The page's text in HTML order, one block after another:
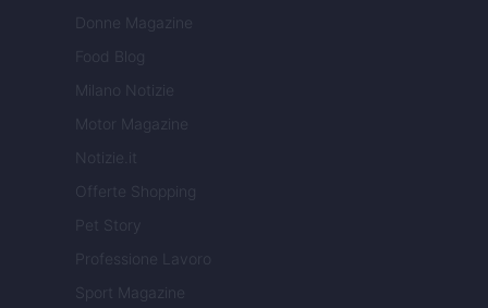
Donne Magazine
Food Blog
Milano Notizie
Motor Magazine
Notizie.it
Offerte Shopping
Pet Story
Professione Lavoro
Sport Magazine